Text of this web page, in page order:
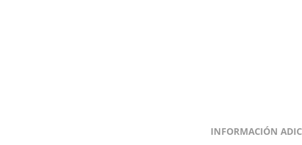
INFORMACIÓN